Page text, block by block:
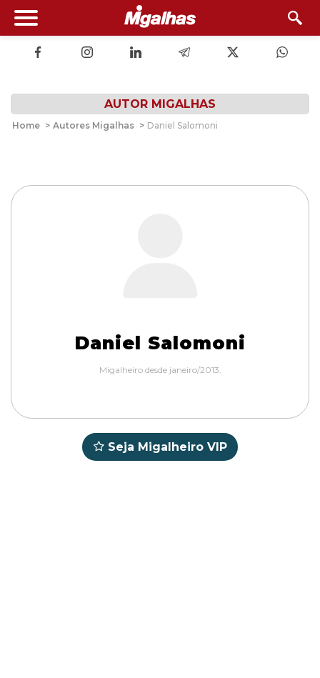
AUTOR MIGALHAS
Home > Autores Migalhas > Daniel Salomoni
Daniel Salomoni
Migalheiro desde janeiro/2013.
Seja Migalheiro VIP